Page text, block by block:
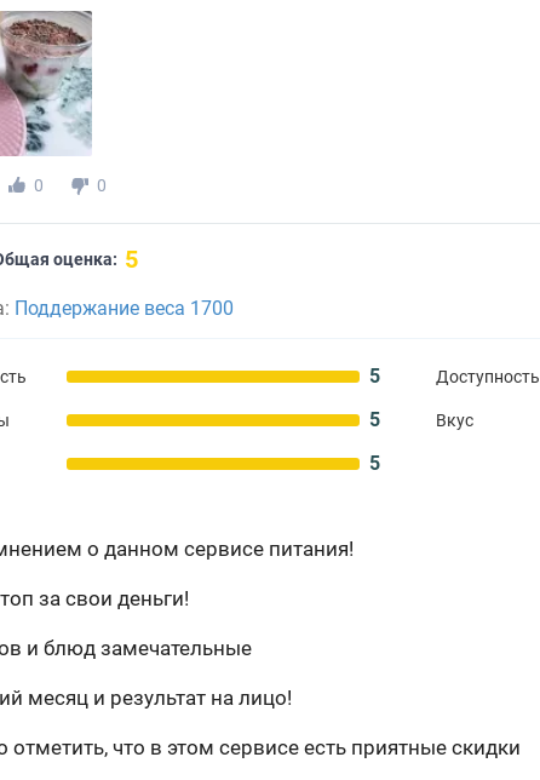
0 0
оценка: 5
Поддержание веса 1700
5 Доступность
5 Вкус
5
о данном сервисе питания!
за свои деньги!
и блюд замечательные
месяц и результат на лицо!
отметить, что в этом сервисе есть приятные скидки